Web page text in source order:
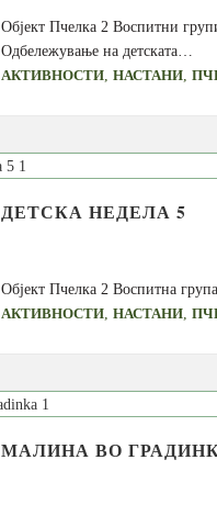
Објект Пчелка 2 Воспитни
Одбележување на детската…
АКТИВНОСТИ ,НАСТАНИ ,
ДЕТСКА НЕДЕЛА 5
Објект Пчелка 2 Воспитна
АКТИВНОСТИ ,НАСТАНИ ,
МАЛИНА ВО